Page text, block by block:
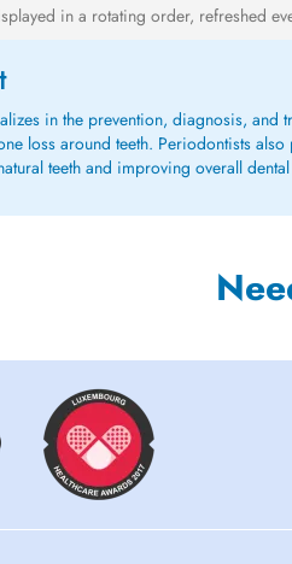
in a rotating order, refreshed
in the prevention, diagnosis, and
loss around teeth. Periodontists
teeth and improving overall